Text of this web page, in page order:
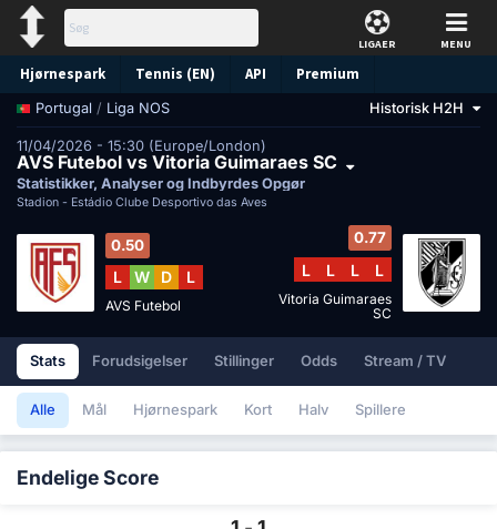
LIGAER MENU
Hjørnespark Tennis (EN) API Premium
Forudsigelse
Portugal / Liga NOS Historisk H2H
11/04/2026 - 15:30 (Europe/London)
AVS Futebol vs Vitoria Guimaraes SC
Statistikker, Analyser og Indbyrdes Opgør
Stadion - Estádio Clube Desportivo das Aves
0.50
L W D L
AVS Futebol
0.77
L L L L
Vitoria Guimaraes
SC
Stats Forudsigelser Stillinger Odds Stream / TV
Alle Mål Hjørnespark Kort Halv Spillere
Endelige Score